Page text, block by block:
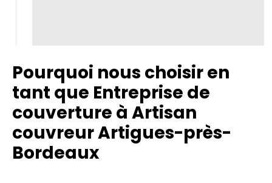
Pourquoi nous choisir en
tant que Entreprise de
couverture à Artisan
couvreur Artigues-près-
Bordeaux